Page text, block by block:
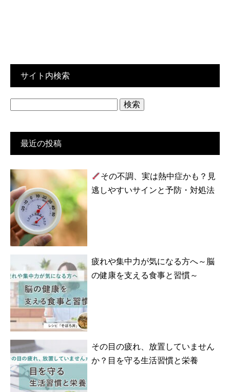
サイト内検索
最近の投稿
その不調、実は熱中症かも？見
逃しやすいサインと予防・対処法
疲れや集中力が気になる方へ～脳
の健康を支える食事と習慣～
その目の疲れ、放置していません
か？目を守る生活習慣と栄養